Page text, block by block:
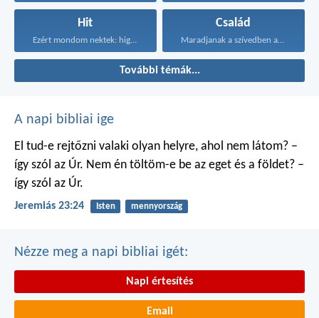
Hit
Ezért mondom nektek: higgyétek...
Család
Maradjanak a szívedben azok...
További témák...
A napi bibliai ige
El tud-e rejtőzni valaki olyan helyre, ahol nem látom? –
így szól az Úr. Nem én töltöm-e be az eget és a földet? –
így szól az Úr.
Jeremiás 23:24 Isten mennyország
Nézze meg a napi bibliai igét:
Napi értesítés
Email